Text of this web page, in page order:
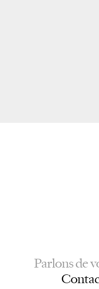
Parlons de